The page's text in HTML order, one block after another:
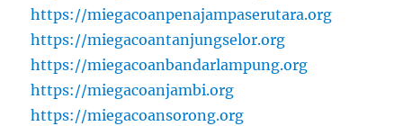
https://miegacoanpenajampaserutara.org
https://miegacoantanjungselor.org
https://miegacoanbandarlampung.org
https://miegacoanjambi.org
https://miegacoansorong.org